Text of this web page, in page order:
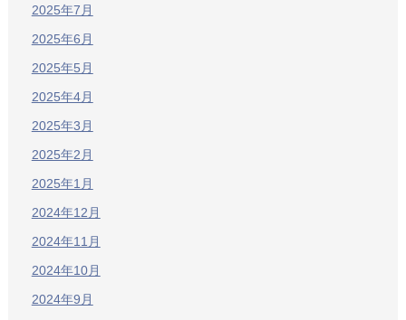
2025年7月
2025年6月
2025年5月
2025年4月
2025年3月
2025年2月
2025年1月
2024年12月
2024年11月
2024年10月
2024年9月